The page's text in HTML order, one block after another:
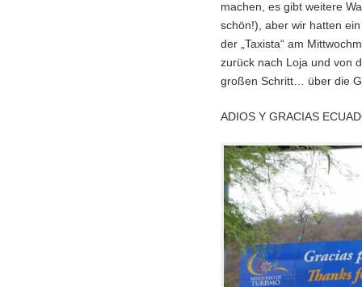
machen, es gibt weitere
schön!), aber wir hatten
der „Taxista“ am
zurück nach Loja und von
großen Schritt… über die
ADIOS Y GRACIAS